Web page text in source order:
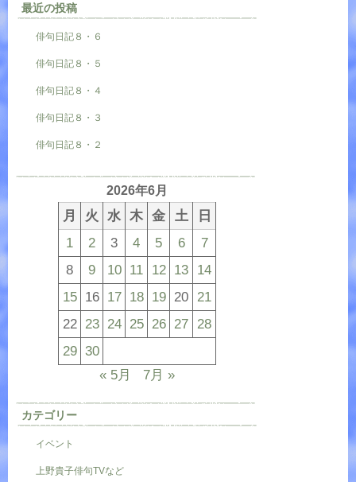
最近の投稿
俳句日記８・６
俳句日記８・５
俳句日記８・４
俳句日記８・３
俳句日記８・２
2026年6月
月 火 水 木 金 土
日
1
2 3 4 5 6
7
8
9 10 11 12 13 14
15 16 17 18 19 20 21
22 23 24 25 26 27 28
29 30
« 5月
7月 »
カテゴリー
イベント
上野貴子俳句TVなど